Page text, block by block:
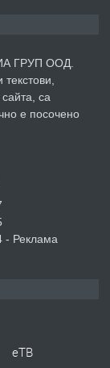
преди 3 дни
ПОД
И
ГРУП ООД.
са
е посочено
- Реклама
еТВ